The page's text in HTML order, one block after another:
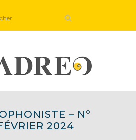
– N°
2024